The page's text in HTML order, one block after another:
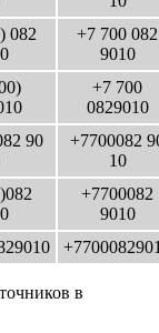
082
+7 700 082
9010
+7 700
0829010
90
+7700082
10
+7700082
9010
в